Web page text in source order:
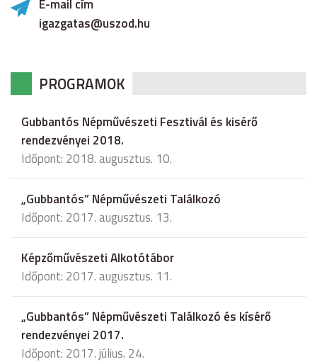
E-mail cím
igazgatas@uszod.hu
PROGRAMOK
Gubbantós Népművészeti Fesztivál és kisérő
rendezvényei 2018.
Időpont: 2018. augusztus. 10.
„Gubbantós” Népművészeti Találkozó
Időpont: 2017. augusztus. 13.
Képzőművészeti Alkotótábor
Időpont: 2017. augusztus. 11.
„Gubbantós” Népművészeti Találkozó és kísérő
rendezvényei 2017.
Időpont: 2017. július. 24.